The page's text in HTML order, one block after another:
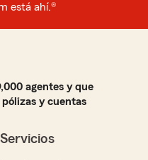
está ahí.®
agentes y que
y cuentas
Servicios